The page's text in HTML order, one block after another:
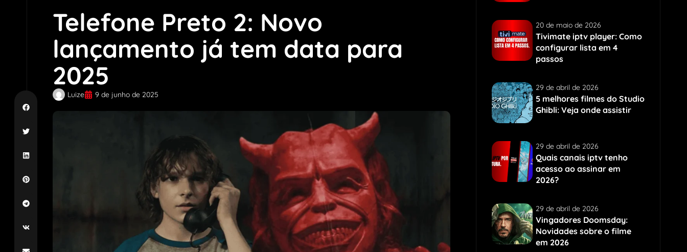
Telefone Preto 2: Novo
lançamento já tem data para
2025
Luize 9 de junho de 2025
20 de maio de 2026
Tivimate iptv player: Como
configurar lista em 4
passos
29 de abril de 2026
5 melhores filmes do Studio
Ghibli: Veja onde assistir
29 de abril de 2026
Quais canais iptv tenho
acesso ao assinar em
2026?
29 de abril de 2026
Vingadores Doomsday:
Novidades sobre o filme
em 2026